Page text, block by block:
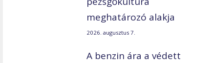
meghatározó alakja
2026. augusztus 7.
A benzin ára a védett